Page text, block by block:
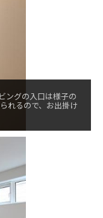
ングの入口は様子の
れるので、お出掛け